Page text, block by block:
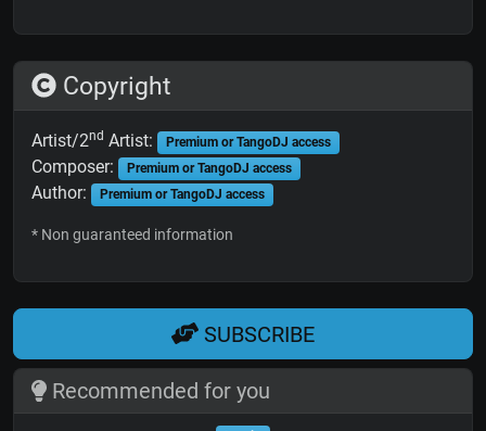
Copyright
Artist/2nd Artist: Premium or TangoDJ access
Composer: Premium or TangoDJ access
Author: Premium or TangoDJ access
* Non guaranteed information
SUBSCRIBE
Recommended for you